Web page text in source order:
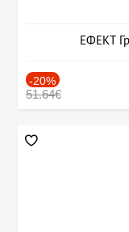
ЕФЕКТ
-20%
51.64€